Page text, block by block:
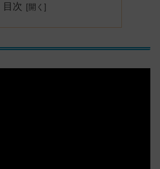
目次